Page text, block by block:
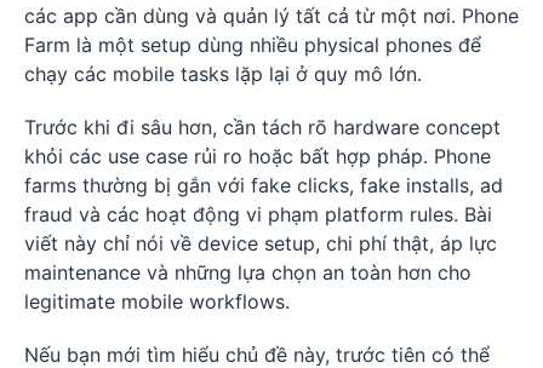
các app cần dùng và quản lý tất cả từ một nơi. Phone
Farm là một setup dùng nhiều physical phones để
chạy các mobile tasks lặp lại ở quy mô lớn.
Trước khi đi sâu hơn, cần tách rõ hardware concept
khỏi các use case rủi ro hoặc bất hợp pháp. Phone
farms thường bị gắn với fake clicks, fake installs, ad
fraud và các hoạt động vi phạm platform rules. Bài
viết này chỉ nói về device setup, chi phí thật, áp lực
maintenance và những lựa chọn an toàn hơn cho
legitimate mobile workflows.
Nếu bạn mới tìm hiểu chủ đề này, trước tiên có thể